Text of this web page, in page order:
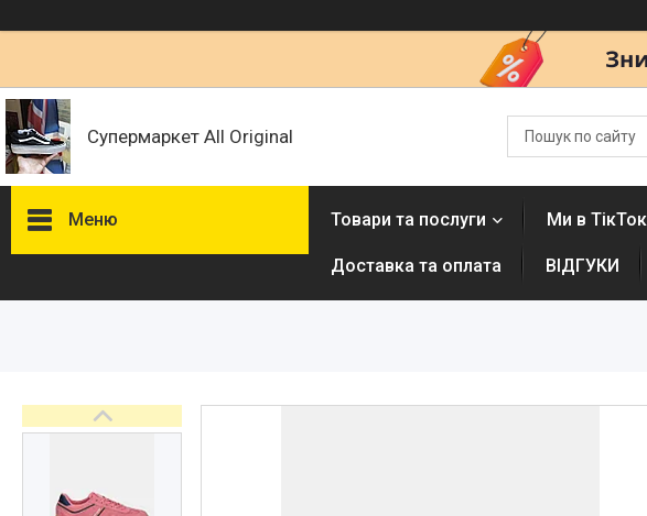
Супермаркет All Original
Меню Товари та послуги Ми в
Доставка та оплата ВІДГУКИ